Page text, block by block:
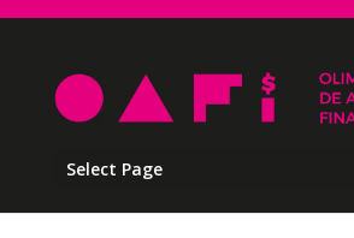
Select Page